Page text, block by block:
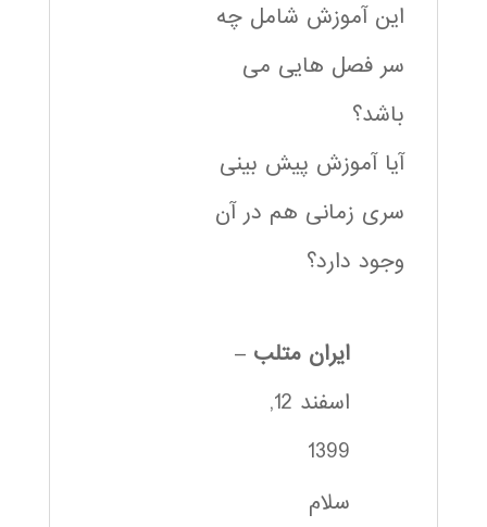
این آموزش شامل چه
سر فصل هایی می
باشد؟
آیا آموزش پیش بینی
سری زمانی هم در آن
وجود دارد؟
ایران متلب –
اسفند 12,
1399
سلام